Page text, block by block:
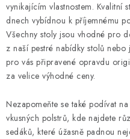
vynikajícím vlastnostem. Kvalitní
dnech vybídnou k příjemnému
Všechny stoly jsou vhodné pro
z naší pestré nabídky stolů
pro vás připravené opravdu
za velice výhodné ceny.
Nezapomeňte se také podívat
vkusných polstrů, kde najdete
sedáků, které úžasně padnou